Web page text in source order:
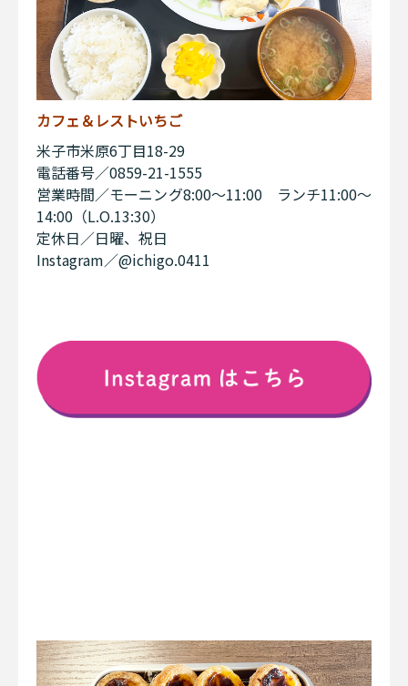
カフェ＆レストいちご
米子市米原6丁目18-29
電話番号／0859-21-1555
営業時間／モーニング8:00〜11:00 ランチ11:00〜
14:00（L.O.13:30）
定休日／日曜、祝日
Instagram／@ichigo.0411